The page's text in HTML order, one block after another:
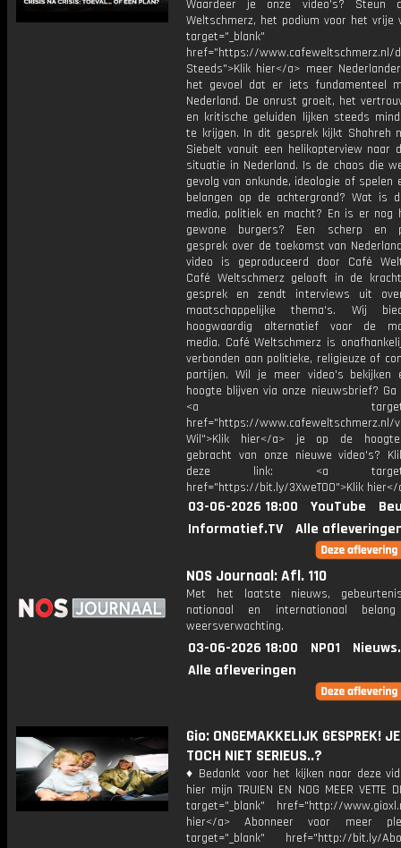
Waardeer je onze video's? Steun
Weltschmerz, het podium voor het vrije
target="_blank"
href="https://www.cafeweltschmerz.nl/
Steeds">Klik hier</a> meer
het gevoel dat er iets fundamenteel
Nederland. De onrust groeit, het
en kritische geluiden lijken steeds
te krijgen. In dit gesprek kijkt Shohreh
Siebelt vanuit een helikopterview naar
situatie in Nederland. Is de chaos die
gevolg van onkunde, ideologie of spelen
belangen op de achtergrond? Wat is
media, politiek en macht? En is er nog
gewone burgers? Een scherp en
gesprek over de toekomst van
video is geproduceerd door Café
Café Weltschmerz gelooft in de
gesprek en zendt interviews uit
maatschappelijke thema's. Wij
hoogwaardig alternatief voor de
media. Café Weltschmerz is
verbonden aan politieke, religieuze of
partijen. Wil je meer video's bekijken
hoogte blijven via onze nieuwsbrief? Ga
<a
href="https://www.cafeweltschmerz.nl/
Wil">Klik hier</a> je op de
gebracht van onze nieuwe video's?
deze link: <a
href="https://bit.ly/3XweTO0">Klik hier</
03-06-2026 18:00 YouTube
Informatief.TV
Alle
NOS Journaal: Afl. 110
Met het laatste nieuws,
nationaal en internationaal
weersverwachting.
03-06-2026 18:00 NPO1
Alle afleveringen
Gio: ONGEMAKKELIJK GESPREK!
TOCH NIET SERIEUS..?
♦ Bedankt voor het kijken naar deze
hier mijn TRUIEN EN NOG MEER VETTE
target="_blank" href="http://
hier</a> Abonneer voor meer
target="_blank" href="http://bit.ly/